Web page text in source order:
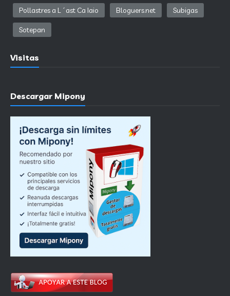
Pollastres a L´ast Ca Iaio Bloguers.net Subigas
Sotepan
Visitas
Descargar Mipony